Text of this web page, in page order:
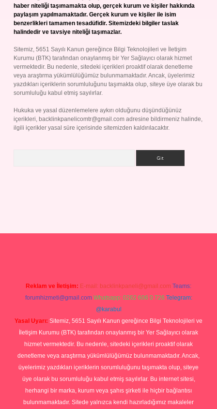
haber niteliği taşımamakta olup, gerçek kurum ve kişiler hakkında
paylaşım yapılmamaktadır. Gerçek kurum ve kişiler ile isim
benzerlikleri tamamen tesadüfidir. Sitemizdeki bilgiler taslak
halindedir ve tavsiye niteliği taşımazlar.
Sitemiz, 5651 Sayılı Kanun gereğince Bilgi Teknolojileri ve İletişim
Kurumu (BTK) tarafından onaylanmış bir Yer Sağlayıcı olarak hizmet
vermektedir. Bu nedenle, sitedeki içerikleri proaktif olarak denetleme
veya araştırma yükümlülüğümüz bulunmamaktadır. Ancak, üyelerimiz
yazdıkları içeriklerin sorumluluğunu taşımakta olup, siteye üye olarak bu
sorumluluğu kabul etmiş sayılırlar.
Hukuka ve yasal düzenlemelere aykırı olduğunu düşündüğünüz
içerikleri, backlinkpanelicomtr@gmail.com adresine bildirmeniz halinde,
ilgili içerikler yasal süre içerisinde sitemizden kaldırılacaktır.
Reklam ve İletişim: E-mail: backlinkpaneli@gmail.com Teams:
forumhizmeti@gmail.com Whatsapp: 0262 606 0 726 Telegram:
@karabul
Yasal Uyarı: Sitemiz, 5651 Sayılı Kanun gereğince Bilgi Teknolojileri ve
İletişim Kurumu (BTK) tarafından onaylanmış bir Yer Sağlayıcı olarak
hizmet vermektedir. Bu nedenle, sitedeki içerikleri proaktif olarak
denetleme veya araştırma yükümlülüğümüz bulunmamaktadır. Ancak,
üyelerimiz yazdıkları içeriklerin sorumluluğunu taşımakta olup, siteye
üye olarak bu sorumluluğu kabul etmiş sayılırlar. Bu internet sitesi,
herhangi bir marka, kurum veya şahıs şirketi ile hiçbir bağlantısı
bulunmamaktadır. Sitede yalnızca kendi hazırladığımız makaleler